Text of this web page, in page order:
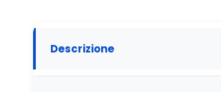
Descrizione